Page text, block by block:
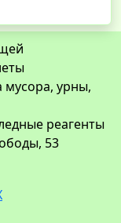
мусора, урны,
реагенты
53